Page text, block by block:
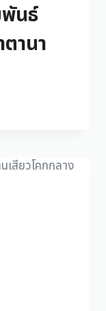
นธ์
านา